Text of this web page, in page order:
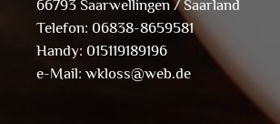
66793 Saarwellingen / Saarland
Telefon: 06838-8659581
Handy: 015119189196
e-Mail: wkloss@web.de